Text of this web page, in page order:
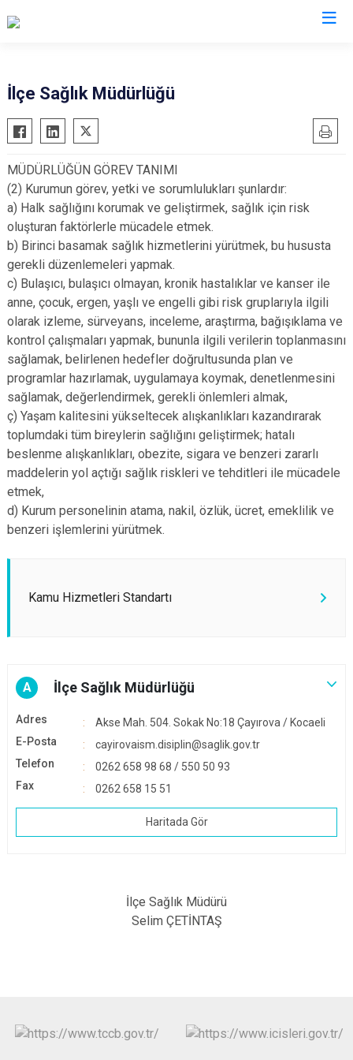
Gebze
Gölcük
Kandıra
Karamürsel
Körfez
Derince
Dilovası
İzmit
Kartepe
İlçe Sağlık Müdürlüğü
MÜDÜRLÜĞÜN GÖREV TANIMI
(2) Kurumun görev, yetki ve sorumlulukları şunlardır:
a) Halk sağlığını korumak ve geliştirmek, sağlık için risk
oluşturan faktörlerle mücadele etmek.
b) Birinci basamak sağlık hizmetlerini yürütmek, bu hususta
gerekli düzenlemeleri yapmak.
c) Bulaşıcı, bulaşıcı olmayan, kronik hastalıklar ve kanser ile
anne, çocuk, ergen, yaşlı ve engelli gibi risk gruplarıyla ilgili
olarak izleme, sürveyans, inceleme, araştırma, bağışıklama ve
kontrol çalışmaları yapmak, bununla ilgili verilerin toplanmasını
sağlamak, belirlenen hedefler doğrultusunda plan ve
programlar hazırlamak, uygulamaya koymak, denetlenmesini
sağlamak, değerlendirmek, gerekli önlemleri almak,
ç) Yaşam kalitesini yükseltecek alışkanlıkları kazandırarak
toplumdaki tüm bireylerin sağlığını geliştirmek; hatalı
beslenme alışkanlıkları, obezite, sigara ve benzeri zararlı
maddelerin yol açtığı sağlık riskleri ve tehditleri ile mücadele
etmek,
d) Kurum personelinin atama, nakil, özlük, ücret, emeklilik ve
benzeri işlemlerini yürütmek.
Kamu Hizmetleri Standartı
A İlçe Sağlık Müdürlüğü
Adres
Akse Mah. 504. Sokak No:18 Çayırova / Kocaeli
E-Posta
cayirovaism.disiplin@saglik.gov.tr
Telefon
0262 658 98 68 / 550 50 93
Fax
0262 658 15 51
Haritada Gör
İlçe Sağlık Müdürü
Selim ÇETİNTAŞ